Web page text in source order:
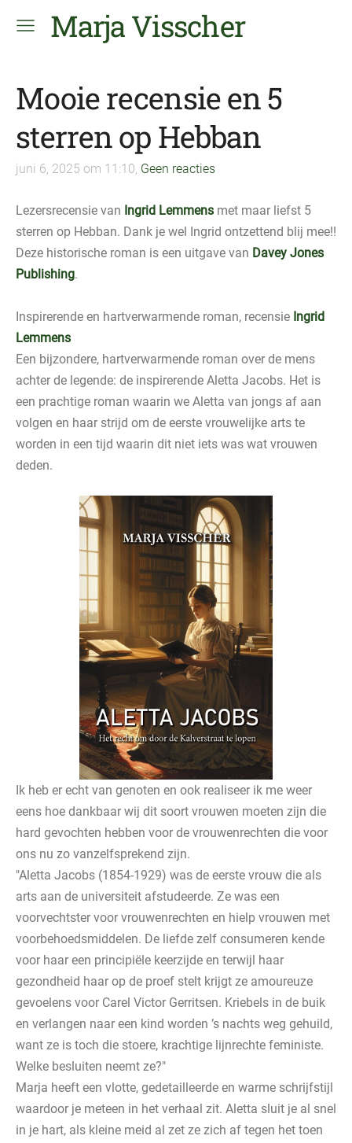
Marja Visscher
Mooie recensie en 5
sterren op Hebban
juni 6, 2025 om 11:10, Geen reacties
Lezersrecensie van Ingrid Lemmens met maar liefst 5
sterren op Hebban. Dank je wel Ingrid ontzettend blij mee!!
Deze historische roman is een uitgave van Davey Jones
Publishing.
Inspirerende en hartverwarmende roman, recensie Ingrid
Lemmens
Een bijzondere, hartverwarmende roman over de mens
achter de legende: de inspirerende Aletta Jacobs. Het is
een prachtige roman waarin we Aletta van jongs af aan
volgen en haar strijd om de eerste vrouwelijke arts te
worden in een tijd waarin dit niet iets was wat vrouwen
deden.
Ik heb er echt van genoten en ook realiseer ik me weer
eens hoe dankbaar wij dit soort vrouwen moeten zijn die
hard gevochten hebben voor de vrouwenrechten die voor
ons nu zo vanzelfsprekend zijn.
"Aletta Jacobs (1854-1929) was de eerste vrouw die als
arts aan de universiteit afstudeerde. Ze was een
voorvechtster voor vrouwenrechten en hielp vrouwen met
voorbehoedsmiddelen. De liefde zelf consumeren kende
voor haar een principiële keerzijde en terwijl haar
gezondheid haar op de proef stelt krijgt ze amoureuze
gevoelens voor Carel Victor Gerritsen. Kriebels in de buik
en verlangen naar een kind worden ’s nachts weg gehuild,
want ze is toch die stoere, krachtige lijnrechte feministe.
Welke besluiten neemt ze?"
Marja heeft een vlotte, gedetailleerde en warme schrijfstijl
waardoor je meteen in het verhaal zit. Aletta sluit je al snel
in je hart, als kleine meid al zet ze zich af tegen het toen